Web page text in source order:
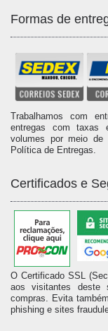
Formas de
Trabalhamos com
entregas com taxas
volumes por meio de
Política de Entregas.
Certificados e
O Certificado SSL
aos visitantes deste
compras. Evita
phishing e sites